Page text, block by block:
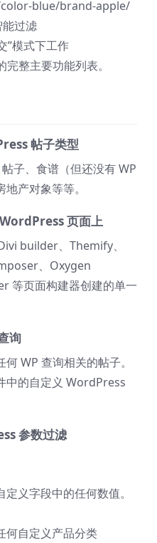
color-blue/brand-apple/
过滤
”模式下工作
整主要功能列表。
帖子类型
子、食谱（但还没有 WP
产对象等等。
页面上
builder、Themify、
、Oxygen
等页面构建器创建的单一
询
WP 查询相关的帖子。
中的自定义 WordPress
参数过滤
义字段中的任何数值。
何自定义产品分类